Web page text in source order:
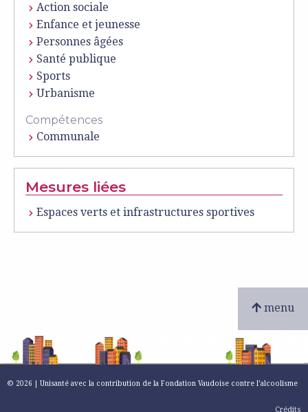
Action sociale
Enfance et jeunesse
Personnes âgées
Santé publique
Sports
Urbanisme
Compétences
Communale
Mesures liées
Espaces verts et infrastructures sportives
menu
© 2026 | Unisanté avec la contribution de la Fondation Vaudoise contre l’alcoolisme
Crédits